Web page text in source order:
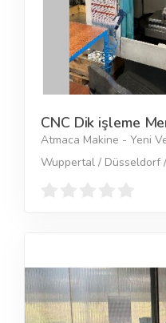
CNC Dik işleme
Atmaca Makine - Yeni
Wuppertal / Düsseldorf